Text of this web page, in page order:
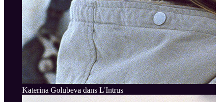
Katerina Golubeva dans L'Intrus